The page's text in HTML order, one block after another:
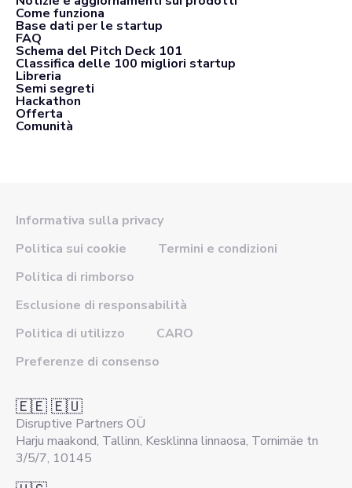
Come funziona
Base dati per le startup
FAQ
Schema del Pitch Deck 101
Classifica delle 100 migliori startup
Libreria
Semi segreti
Hackathon
Offerta
Comunità
Informativa sulla privacy
Politica sui cookie
Termini e condizioni
Politica di rimborso
Esclusione di responsabilità
Politica di utilizzo
CARO
Preferenze di consenso
🇪🇪 🇪🇺
Disruptive Partners OÜ
Harju maakond, Tallinn, Kesklinna linnaosa, Tornimäe tn
3/5/7, 10145